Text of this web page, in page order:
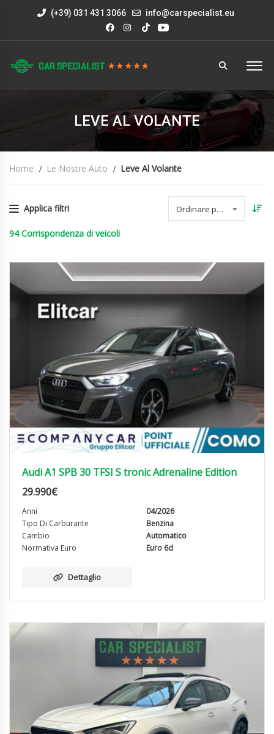
(+39) 031 431 3066 info@carspecialist.eu
LEVE AL VOLANTE
Home Le Nostre Auto Leve Al Volante
Applica filtri Ordinare per data
94 Corrispondenza di veicoli
Audi A1 SPB 30 TFSI S tronic Adrenaline Edition
29.990€
Anni
04/2026
Tipo Di Carburante
Benzina
Cambio
Automatico
Normativa Euro
Euro 6d
Dettaglio